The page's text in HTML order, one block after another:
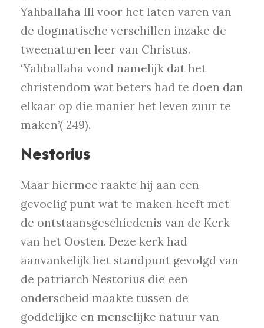
Yahballaha III voor het laten varen van
de dogmatische verschillen inzake de
tweenaturen leer van Christus.
‘Yahballaha vond namelijk dat het
christendom wat beters had te doen dan
elkaar op die manier het leven zuur te
maken’( 249).
Nestorius
Maar hiermee raakte hij aan een
gevoelig punt wat te maken heeft met
de ontstaansgeschiedenis van de Kerk
van het Oosten. Deze kerk had
aanvankelijk het standpunt gevolgd van
de patriarch Nestorius die een
onderscheid maakte tussen de
goddelijke en menselijke natuur van